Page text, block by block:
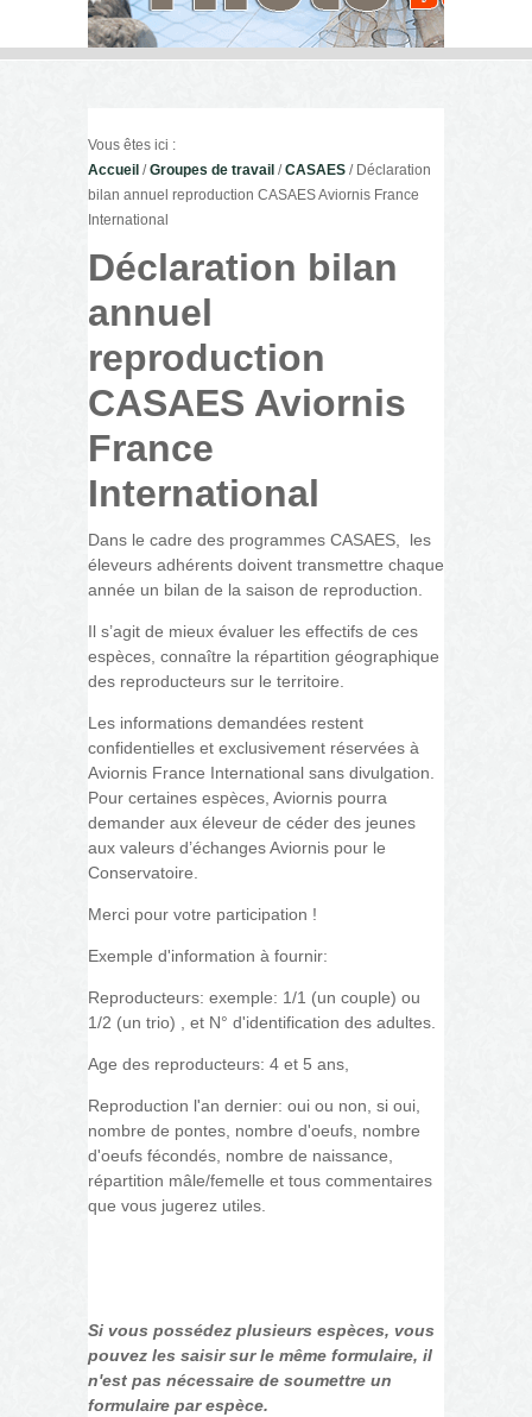
Vous êtes ici :
Accueil /Groupes de travail /CASAES / Déclaration
bilan annuel reproduction CASAES Aviornis France
International
Déclaration bilan
annuel
reproduction
CASAES Aviornis
France
International
Dans le cadre des programmes CASAES, les
éleveurs adhérents doivent transmettre chaque
année un bilan de la saison de reproduction.
Il s’agit de mieux évaluer les effectifs de ces
espèces, connaître la répartition géographique
des reproducteurs sur le territoire.
Les informations demandées restent
confidentielles et exclusivement réservées à
Aviornis France International sans divulgation.
Pour certaines espèces, Aviornis pourra
demander aux éleveur de céder des jeunes
aux valeurs d’échanges Aviornis pour le
Conservatoire.
Merci pour votre participation !
Exemple d'information à fournir:
Reproducteurs: exemple: 1/1 (un couple) ou
1/2 (un trio) , et N° d'identification des adultes.
Age des reproducteurs: 4 et 5 ans,
Reproduction l'an dernier: oui ou non, si oui,
nombre de pontes, nombre d'oeufs, nombre
d'oeufs fécondés, nombre de naissance,
répartition mâle/femelle et tous commentaires
que vous jugerez utiles.
Si vous possédez plusieurs espèces, vous
pouvez les saisir sur le même formulaire, il
n'est pas nécessaire de soumettre un
formulaire par espèce.